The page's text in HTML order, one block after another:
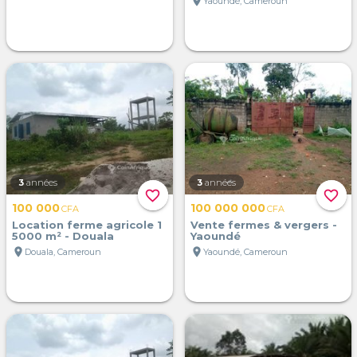
favorite_border
3 années
100 000CFA
Location ferme agricole 1
5000 m² - Douala
location_on Douala, Cameroun
favorite_border
3 années
100 000 000CFA
Vente fermes & vergers -
Yaoundé
location_on Yaoundé, Cameroun